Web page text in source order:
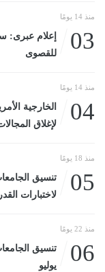
منذ 14 يومًا
03
إعلام عبرى:
للقصوى
منذ 14 يومًا
04
الخارجية
لإغلاق
منذ 18 يومًا
05
لاختبارات
منذ 22 يومًا
06
يوليو